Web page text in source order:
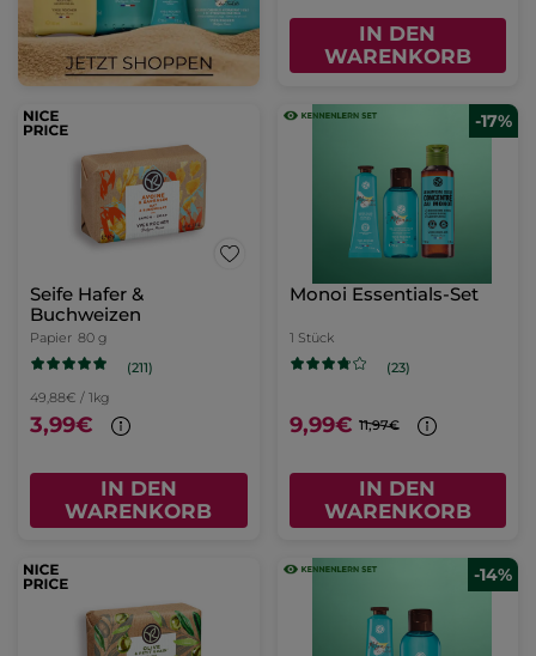
IN DEN
WARENKORB
Seife Hafer &
Buchweizen
Papier 80 g
(211)
49,88€ / 1kg
3,99€
IN DEN
WARENKORB
-17%
Monoi Essentials-Set
1 Stück
(23)
9,99€ 11,97€
IN DEN
WARENKORB
-14%